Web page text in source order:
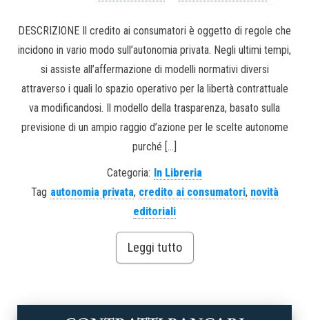
DESCRIZIONE Il credito ai consumatori è oggetto di regole che
incidono in vario modo sull’autonomia privata. Negli ultimi tempi,
si assiste all’affermazione di modelli normativi diversi
attraverso i quali lo spazio operativo per la libertà contrattuale
va modificandosi. Il modello della trasparenza, basato sulla
previsione di un ampio raggio d’azione per le scelte autonome
purché […]
Categoria: In Libreria
Tag autonomia privata, credito ai consumatori, novità
editoriali
Leggi tutto